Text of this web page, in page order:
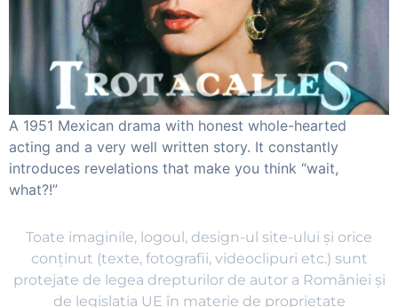
A 1951 Mexican drama with honest whole-hearted
acting and a very well written story. It constantly
introduces revelations that make you think “wait,
what?!”​
Toate imaginile, logoul, design-ul site-ului și orice
conținut (texte, fotografii, videoclipuri etc.) sunt
protejate de legea drepturilor de autor a României și
de legislația UE în materie de proprietate